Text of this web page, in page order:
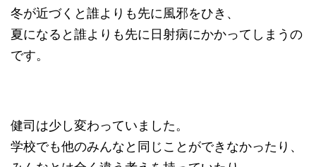
冬が近づくと誰よりも先に風邪をひき、
夏になると誰よりも先に日射病にかかってしまうの
です。
健司は少し変わっていました。
学校でも他のみんなと同じことができなかったり、